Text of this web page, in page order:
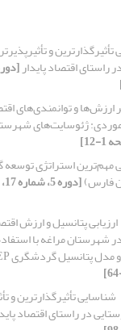
و
اقتصاد پایدار
ارزش‌ها و توانمندی‌های
موردی: ژئوسایت‌های
مهم‌ترین استراتژی
فارس)
ارزیابی پتانسیل و ارزش
شهرستان مراغه با
شناسایی تأثیرگذارترین و
در راستای اقتصاد